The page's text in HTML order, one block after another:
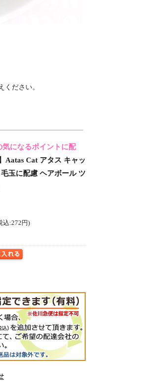
ださい。
になるポイントに配
Aatas Cat アタス キャッ
玉に配慮 ヘアボール ツ
込:272円)